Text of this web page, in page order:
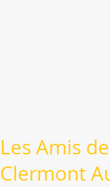
Les Amis
Clermont